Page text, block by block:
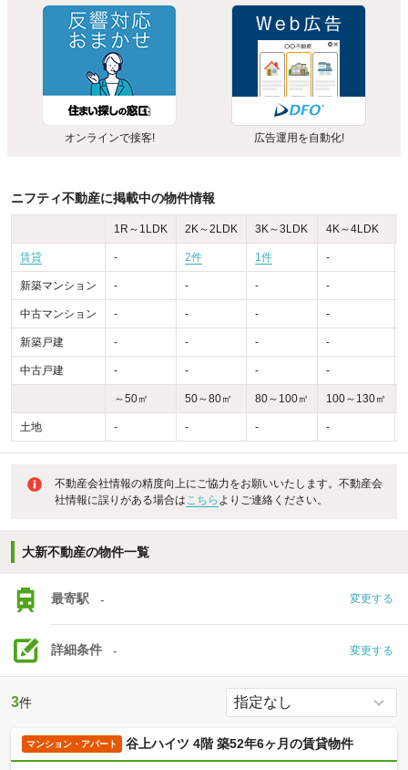
オンラインで接客! 広告運用を自動化!
ニフティ不動産に掲載中の物件情報
1R～1LDK 2K～2LDK 3K～3LDK 4K～4LDK
賃貸 - 2件 1件 -
新築マンション - - - -
中古マンション - - - -
新築戸建 - - - -
中古戸建 - - - -
～50㎡ 50～80㎡ 80～100㎡ 100～130㎡
土地 - - - -
不動産会社情報の精度向上にご協力をお願いいたします。不動産会
社情報に誤りがある場合はこちら よりご連絡ください。
大新不動産の物件一覧
最寄駅 - 変更する
詳細条件 - 変更する
3件
マンション・アパート 谷上ハイツ 4階 築52年6ヶ月の賃貸物件